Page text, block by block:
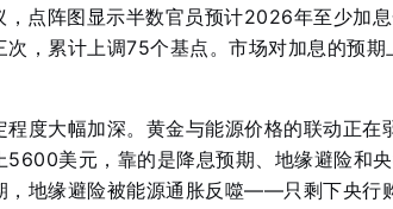
点阵图显示半数官员预计2026年至少加
次，累计上调75个基点。市场对加息的预期
程度大幅加深。黄金与能源价格的联动正在
5600美元，靠的是降息预期、地缘避险和
，地缘避险被能源通胀反噬——只剩下央行